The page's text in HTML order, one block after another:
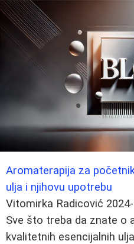
Aromaterapija za
ulja i njihovu upotrebu
Vitomirka Radicović
Sve što treba da znate o
kvalitetnih esencijalnih